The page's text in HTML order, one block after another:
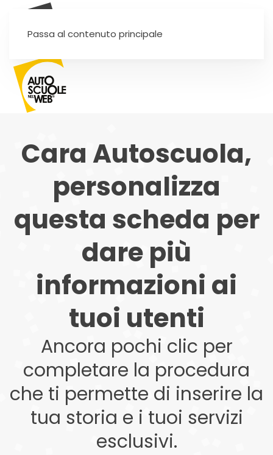
Passa al contenuto principale
Cara Autoscuola,
personalizza
questa scheda per
dare più
informazioni ai
tuoi utenti
Ancora pochi clic per
completare la procedura
che ti permette di inserire la
tua storia e i tuoi servizi
esclusivi.